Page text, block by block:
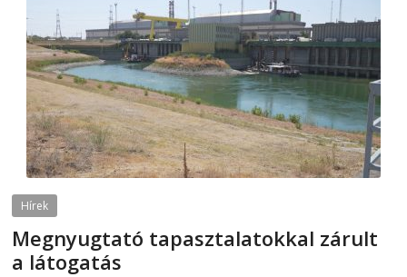
Hírek
Megnyugtató tapasztalatokkal zárult
a látogatás